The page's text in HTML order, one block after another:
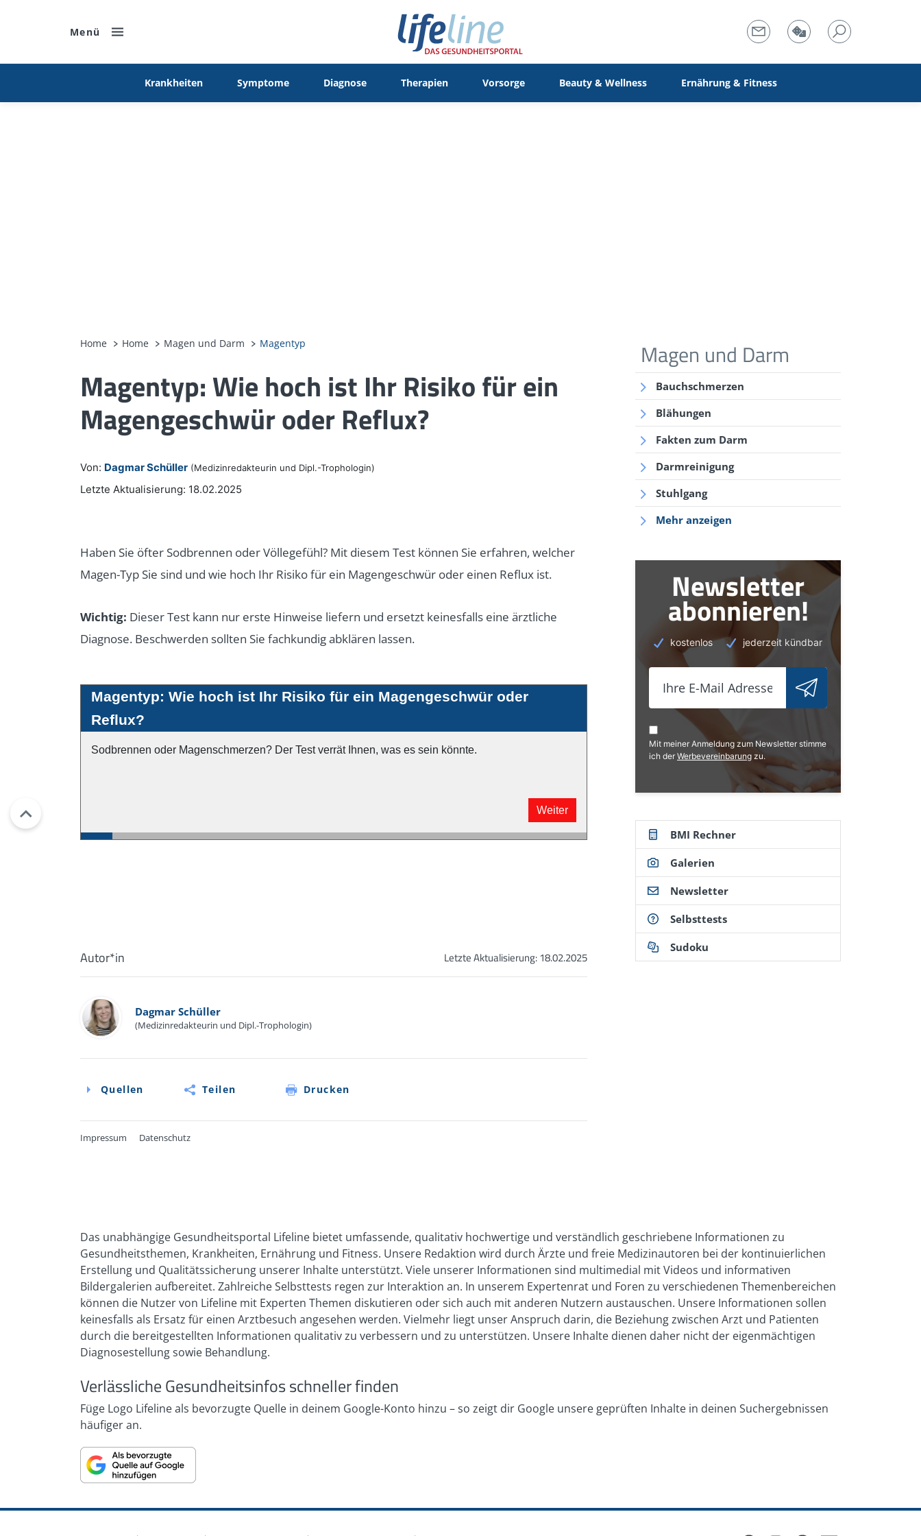
Menü
Krankheiten Symptome Diagnose Therapien Vorsorge Beauty & Wellness Ernährung & Fitness
Home Home Magen und Darm Magentyp
Magentyp: Wie hoch ist Ihr Risiko für ein
Magengeschwür oder Reflux?
Von: Dagmar Schüller (Medizinredakteurin und Dipl.-Trophologin)
Letzte Aktualisierung: 18.02.2025
Haben Sie öfter Sodbrennen oder Völlegefühl? Mit diesem Test können Sie erfahren, welcher
Magen-Typ Sie sind und wie hoch Ihr Risiko für ein Magengeschwür oder einen Reflux ist.
Wichtig: Dieser Test kann nur erste Hinweise liefern und ersetzt keinesfalls eine ärztliche
Diagnose. Beschwerden sollten Sie fachkundig abklären lassen.
Magentyp: Wie hoch ist Ihr Risiko für ein Magengeschwür oder
Reflux?
Sodbrennen oder Magenschmerzen? Der Test verrät Ihnen, was es sein könnte.
Weiter
Letzte Aktualisierung:18.02.2025
Autor*in
Dagmar Schüller
(Medizinredakteurin und Dipl.-Trophologin)
Quellen Teilen Drucken
Impressum Datenschutz
trakt/krankheiten/speiseroehre/gastrooesophageale-refluxkrankheit(Abruf: 02/2025)
Leitlinien der Deutschen Gesellschaft für Verdauungs- und Stoffwechselerkrankungen:
Gastroösophageale Refluxkrankheit und eosinophile Ösophagitis, AWMF Register-Nr. 021-
013:https://register.awmf.org/de/leitlinien/detail/021-013 (Stand: 07/2022, Abruf: 02/2025)
Hertling, B.: Der emotionsgeplagte Magen, In: Deutsche Heilpraktiker-Zeitschrift 2017, 12(08): 28-31,
DOI: 10.1055/s-0043-123019 (Abruf: 02/2025)
Online-Informationen des Pschyrembel: Gastroduodenales
Ulkus:https://www.pschyrembel.de/Gastroduodenales%20Ulkus/K0N9L/doc/
Magen und Darm
Bauchschmerzen
Blähungen
Fakten zum Darm
Darmreinigung
Stuhlgang
Mehr anzeigen
Newsletter
abonnieren!
kostenlos jederzeit kündbar
Mit meiner Anmeldung zum Newsletter stimme
ich der Werbevereinbarung zu.
BMI Rechner
Galerien
Newsletter
Selbsttests
Sudoku
Das unabhängige Gesundheitsportal Lifeline bietet umfassende, qualitativ hochwertige und verständlich geschriebene Informationen zu
Gesundheitsthemen, Krankheiten, Ernährung und Fitness. Unsere Redaktion wird durch Ärzte und freie Medizinautoren bei der kontinuierlichen
Erstellung und Qualitätssicherung unserer Inhalte unterstützt. Viele unserer Informationen sind multimedial mit Videos und informativen
Bildergalerien aufbereitet. Zahlreiche Selbsttests regen zur Interaktion an. In unserem Expertenrat und Foren zu verschiedenen Themenbereichen
können die Nutzer von Lifeline mit Experten Themen diskutieren oder sich auch mit anderen Nutzern austauschen. Unsere Informationen sollen
keinesfalls als Ersatz für einen Arztbesuch angesehen werden. Vielmehr liegt unser Anspruch darin, die Beziehung zwischen Arzt und Patienten
durch die bereitgestellten Informationen qualitativ zu verbessern und zu unterstützen. Unsere Inhalte dienen daher nicht der eigenmächtigen
Diagnosestellung sowie Behandlung.
Verlässliche Gesundheitsinfos schneller finden
Füge Logo Lifeline als bevorzugte Quelle in deinem Google-Konto hinzu – so zeigt dir Google unsere geprüften Inhalte in deinen Suchergebnissen
häufiger an.